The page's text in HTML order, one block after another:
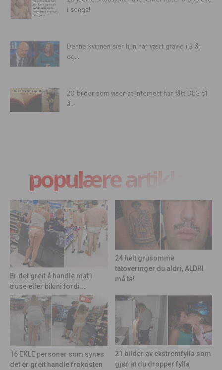
i senga!
Denne kvinnen sier hun har vært gravid i 3 år
og...
20 bilder som viser at internett har fått DEG til
å...
populære artikler
Er det greit å handle mat i
truse eller bikini fordi...
24 helt grusomme
tatoveringer du aldri, ALDRI
må ta!
16 EKLE personer som synes
det er greit handle frokosten
21 bilder av ekstremfylla som
gjør at du dropper fylla